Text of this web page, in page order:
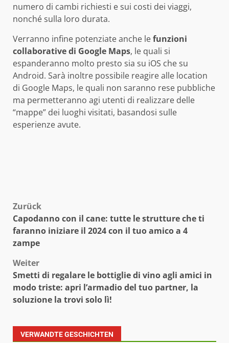
numero di cambi richiesti e sui costi dei viaggi,
nonché sulla loro durata.
Verranno infine potenziate anche lefunzioni
collaborative di Google Maps, le quali si
espanderanno molto presto sia su iOS che su
Android. Sarà inoltre possibile reagire alle location
di Google Maps, le quali non saranno rese pubbliche
ma permetteranno agi utenti di realizzare delle
“mappe” dei luoghi visitati, basandosi sulle
esperienze avute.
Beitragsnavigation
Zurück
Capodanno con il cane: tutte le strutture che ti
faranno iniziare il 2024 con il tuo amico a 4
zampe
Weiter
Smetti di regalare le bottiglie di vino agli amici in
modo triste: apri l’armadio del tuo partner, la
soluzione la trovi solo lì!
VERWANDTE GESCHICHTEN